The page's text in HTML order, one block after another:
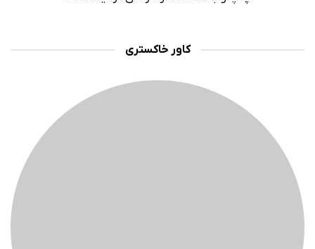
کاور خاکستری